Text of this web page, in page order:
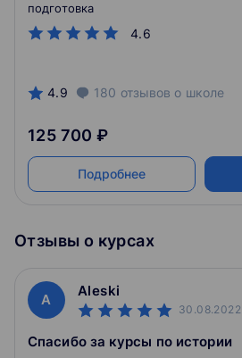
4.6
подготовка
4.9 180 отзывов о школе
125 700 ₽
Подробнее
Отзывы о курсах
A
Aleski
30.08.2022
Спасибо за курсы по истории